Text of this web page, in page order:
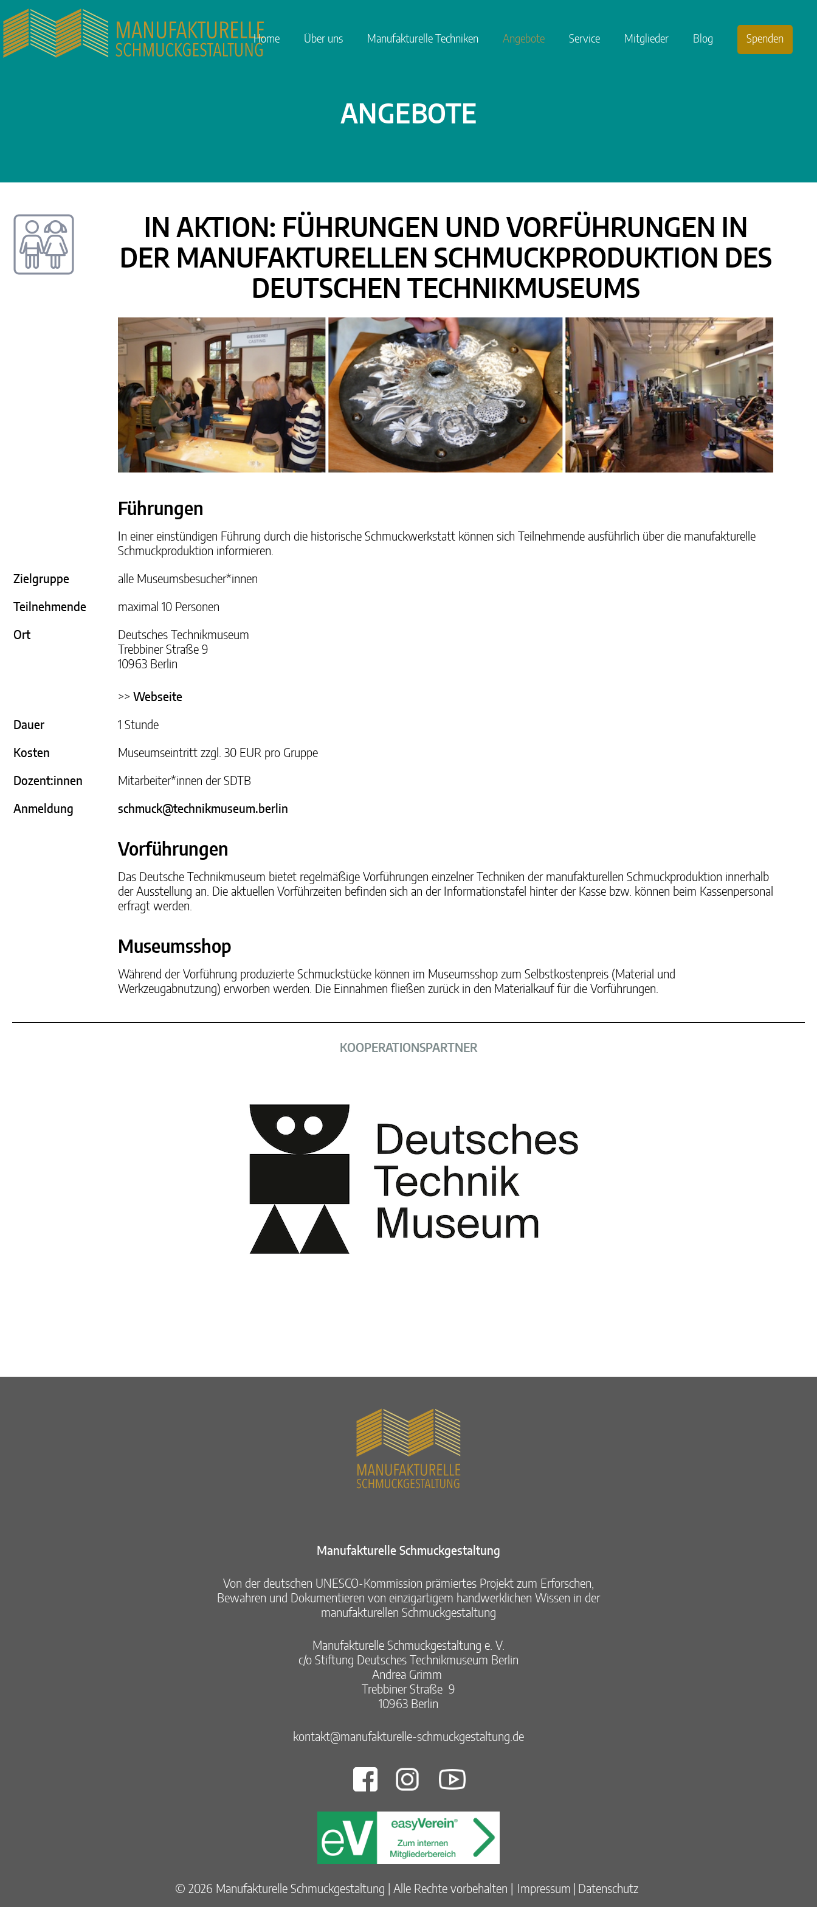
Home Über uns Manufakturelle Techniken Angebote Service Mitglieder Blog Spenden
ANGEBOTE
IN AKTION: FÜHRUNGEN UND VORFÜHRUNGEN IN
DER MANUFAKTURELLEN SCHMUCKPRODUKTION DES
DEUTSCHEN TECHNIKMUSEUMS
Führungen
In einer einstündigen Führung durch die historische Schmuckwerkstatt können sich Teilnehmende ausführlich über die manufakturelle
Schmuckproduktion informieren.
Zielgruppe alle Museumsbesucher*innen
Teilnehmende maximal 10 Personen
Ort
Deutsches Technikmuseum
Trebbiner Straße 9
10963 Berlin
>> Webseite
Dauer 1 Stunde
Kosten Museumseintritt zzgl. 30 EUR pro Gruppe
Dozent:innen Mitarbeiter*innen der SDTB
Anmeldung schmuck@technikmuseum.berlin
Vorführungen
Das Deutsche Technikmuseum bietet regelmäßige Vorführungen einzelner Techniken der manufakturellen Schmuckproduktion innerhalb
der Ausstellung an. Die aktuellen Vorführzeiten befinden sich an der Informationstafel hinter der Kasse bzw. können beim Kassenpersonal
erfragt werden.
Museumsshop
Während der Vorführung produzierte Schmuckstücke können im Museumsshop zum Selbstkostenpreis (Material und
Werkzeugabnutzung) erworben werden. Die Einnahmen fließen zurück in den Materialkauf für die Vorführungen.
KOOPERATIONSPARTNER
Manufakturelle Schmuckgestaltung​
Von der deutschen UNESCO-Kommission prämiertes Projekt zum Erforschen,
Bewahren und Dokumentieren von ​einzigartigem handwerklichen Wissen in der
manufakturellen Schmuckgestaltung​
Manufakturelle Schmuckgestaltung e. V.​
c/o Stiftung Deutsches Technikmuseum Berlin​
Andrea Grimm ​
Trebbiner Straße 9​
10963 Berlin​
kontakt@manufakturelle-schmuckgestaltung.de
© 2026 Manufakturelle Schmuckgestaltung Alle Rechte vorbehalten Impressum Datenschutz